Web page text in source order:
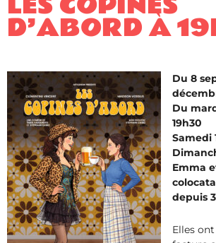
D’ABORD À
Du 8
Du
19h30
Samedi
Emma
depuis
Elles